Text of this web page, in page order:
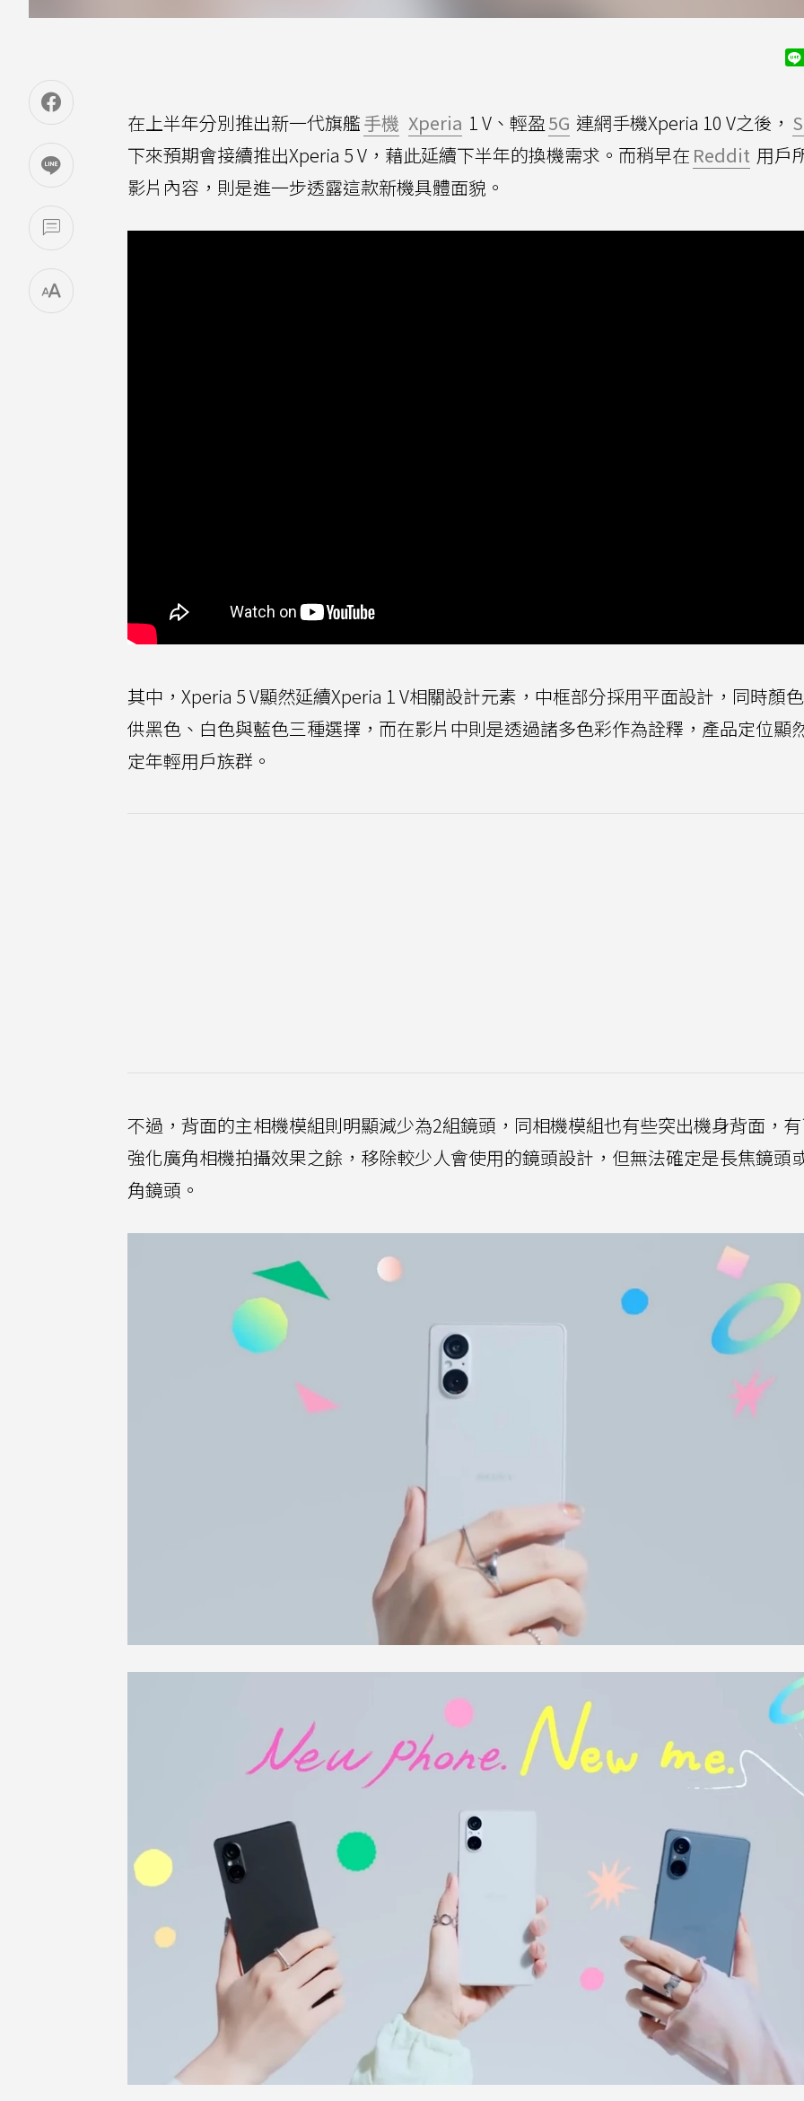
在上半年分別推出新一代旗艦手機 Xperia 1 V、輕盈5G 連網手機Xperia 10 V之後，
下來預期會接續推出Xperia 5 V，藉此延續下半年的換機需求。而稍早在 Reddit 用戶
影片內容，則是進一步透露這款新機具體面貌。
其中，Xperia 5 V顯然延續Xperia 1 V相關設計元素，中框部分採用平面設計，同時顏
供黑色、白色與藍色三種選擇，而在影片中則是透過諸多色彩作為詮釋，產品定位顯
定年輕用戶族群。
不過，背面的主相機模組則明顯減少為2組鏡頭，同相機模組也有些突出機身背面，
強化廣角相機拍攝效果之餘，移除較少人會使用的鏡頭設計，但無法確定是長焦鏡頭
角鏡頭。